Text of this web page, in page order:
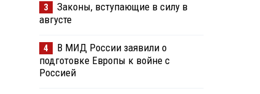
3
Законы, вступающие в силу в
августе
4
В МИД России заявили о
подготовке Европы к войне с
Россией